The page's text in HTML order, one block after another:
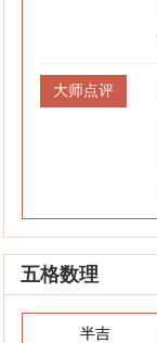
大师点评
五格数理
半吉